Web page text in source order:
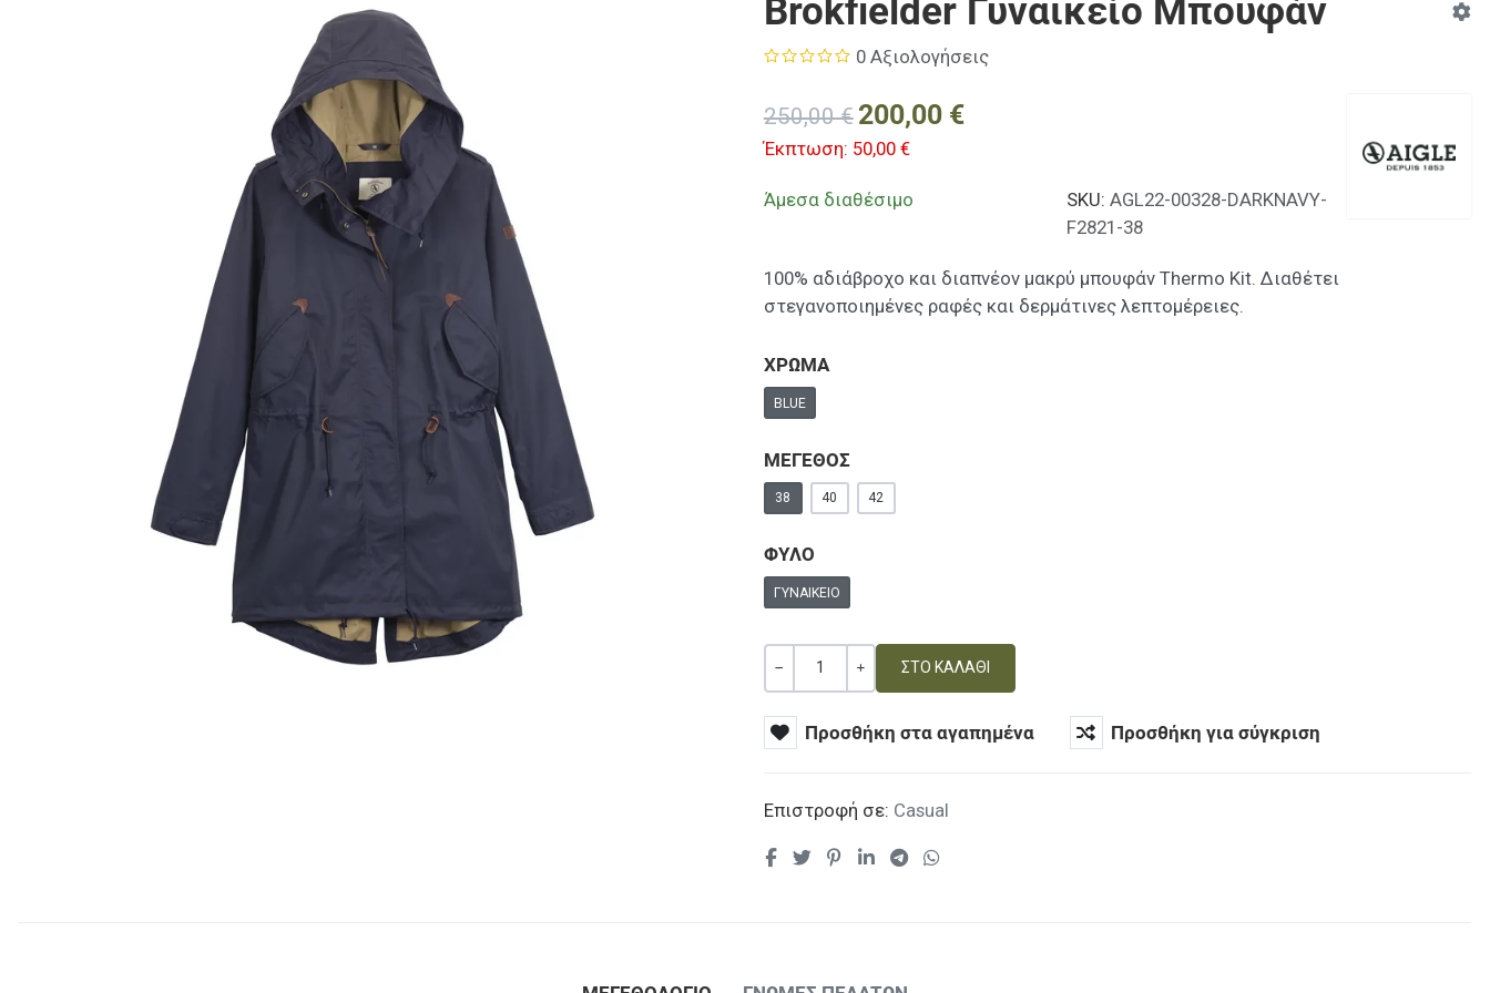
Brokfielder Γυναικείο Μπουφάν
0 Αξιολογήσεις
250,00 € 200,00 €
Έκπτωση: 50,00 €
Άμεσα διαθέσιμο SKU: AGL22-00328-DARKNAVY-
F2821-38
100% αδιάβροχο και διαπνέον μακρύ μπουφάν Thermo Kit. Διαθέτει
στεγανοποιημένες ραφές και δερμάτινες λεπτομέρειες.
ΧΡΩΜΑ
BLUE
ΜΕΓΕΘΟΣ
38 40 42
ΦΥΛΟ
ΓΥΝΑΙΚΕΊΟ
Ποσότητα
Προσθήκη στα αγαπημένα Προσθήκη για σύγκριση
Επιστροφή σε: Casual